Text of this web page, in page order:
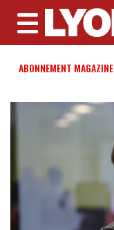
MENU
ABONNEMENT MAGAZINE